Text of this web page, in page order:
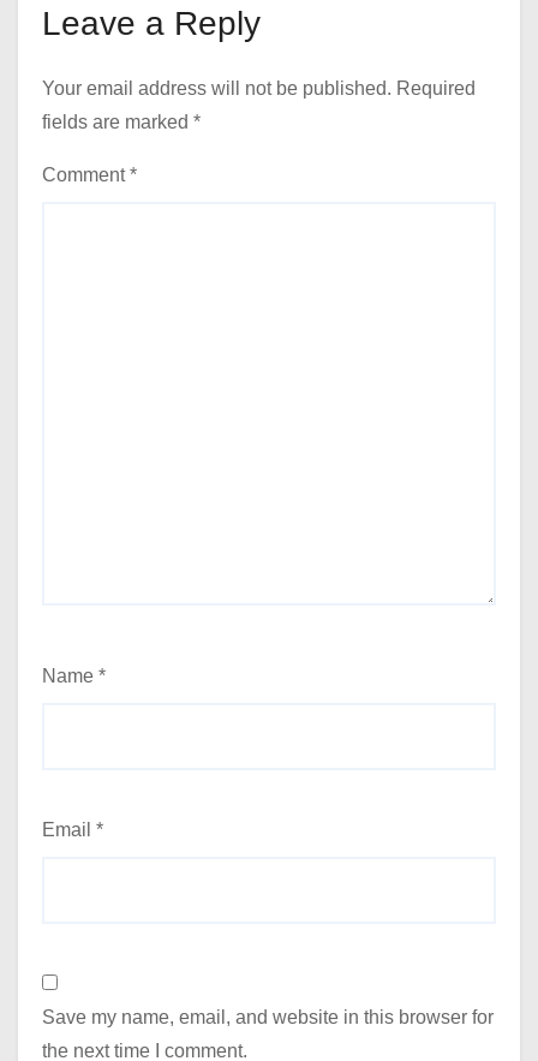
Leave a Reply
Your email address will not be published. Required
fields are marked *
Comment*
Name *
Email *
Save my name, email, and website in this browser for
the next time I comment.